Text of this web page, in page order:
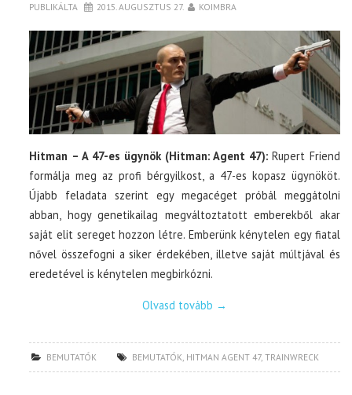
PUBLIKÁLTA 2015. AUGUSZTUS 27. KOIMBRA
Hitman – A 47-es ügynök (Hitman: Agent 47): Rupert Friend
formálja meg az profi bérgyilkost, a 47-es kopasz ügynököt.
Újabb feladata szerint egy megacéget próbál meggátolni
abban, hogy genetikailag megváltoztatott emberekből akar
saját elit sereget hozzon létre. Emberünk kénytelen egy fiatal
nővel összefogni a siker érdekében, illetve saját múltjával és
eredetével is kénytelen megbirkózni.
Olvasd tovább →
BEMUTATÓK BEMUTATÓK HITMAN AGENT 47,TRAINWRECK